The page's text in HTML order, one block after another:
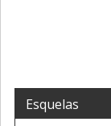
Esquelas